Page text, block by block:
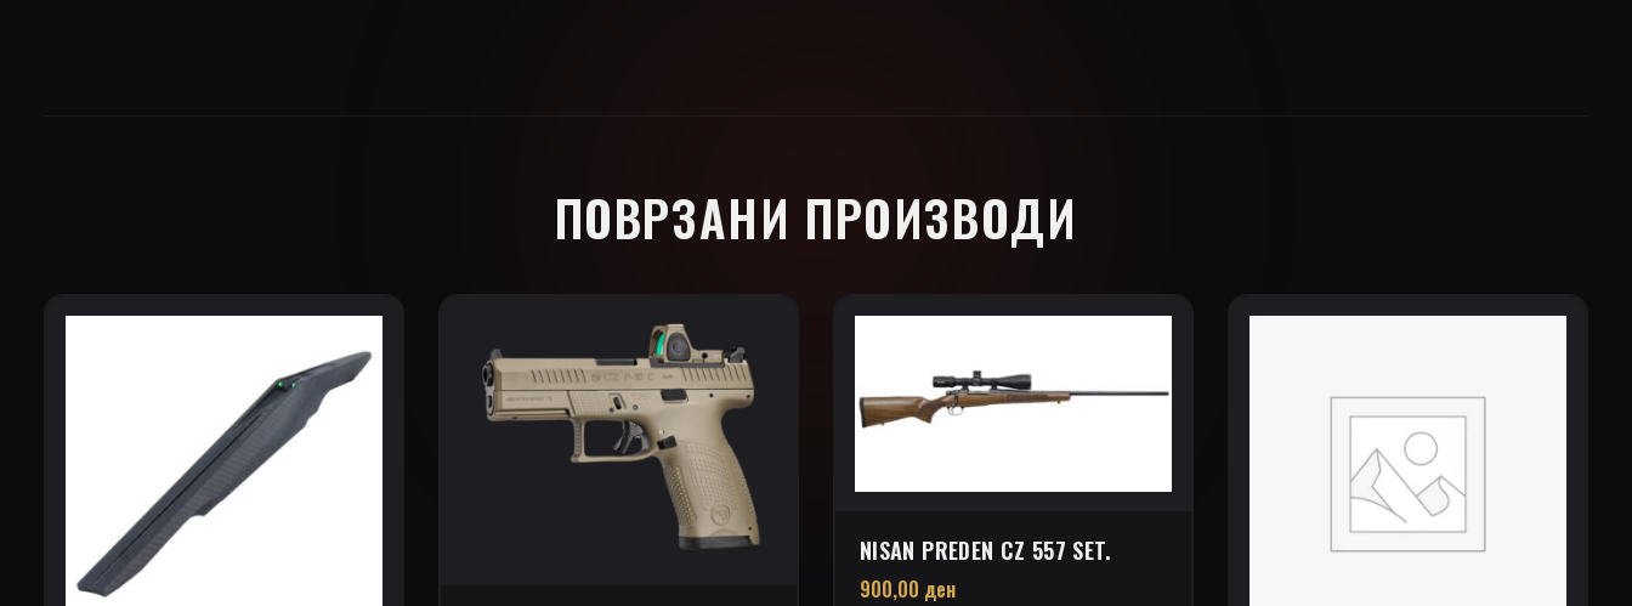
ПОВРЗАНИ ПРОИЗВОДИ
NISAN PREDEN CZ 557 SET.
900,00 ден